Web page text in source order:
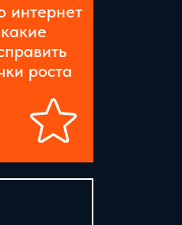
интернет
роста